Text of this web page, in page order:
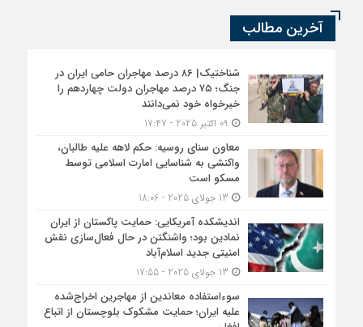
آخرین مطالب
شناختیک| ۸۶ درصد مهاجران حامی ایران در
جنگ؛ ۷۵ درصد مهاجران دولت چهاردهم را
خیرخواه خود نمی‌دانند
معاون سنای روسیه: حکم لاهه علیه طالبان،
واکنشی به شناسایی امارت اسلامی توسط
مسکو است
اندیشکده آمریکایی: حمایت پاکستان از ایران
نمادین بود؛ واشنگتن در حال فعال‌سازی نقش
امنیتی جدید اسلام‌آباد
سوءاستفاده معاندین از مهاجرین اخراج‌شده
علیه ایران؛ حمایت مشکوک بلوچستان از اتباع